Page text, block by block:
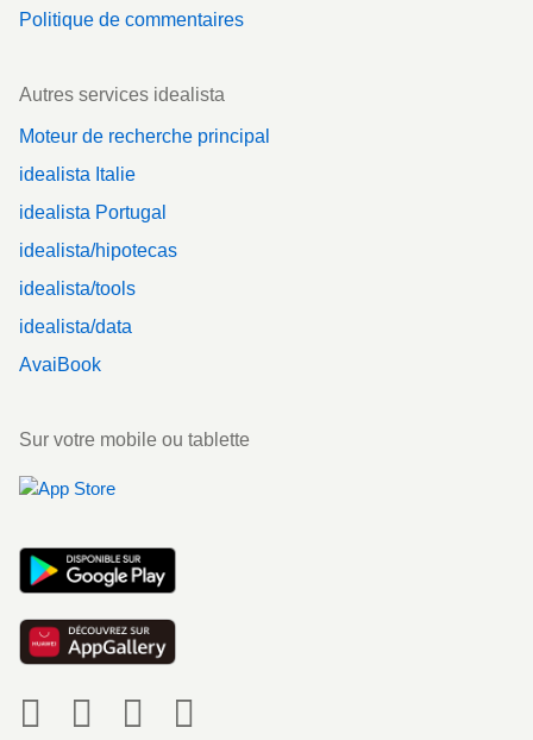
Politique de commentaires
Autres services idealista
Moteur de recherche principal
idealista Italie
idealista Portugal
idealista/hipotecas
idealista/tools
idealista/data
AvaiBook
Sur votre mobile ou tablette